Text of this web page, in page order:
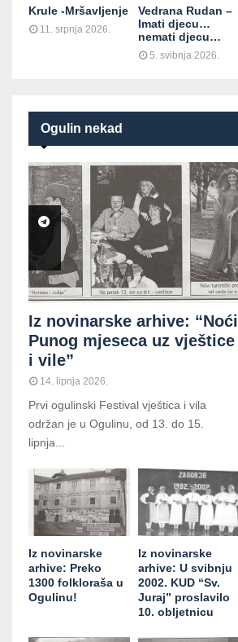
Krule -Mršavljenje
11. srpnja 2026.
Vedrana Rudan –
Imati djecu…
nemati djecu…
5. svibnja 2026.
Ogulin nekad
Iz novinarske arhive: “Noći
Punog mjeseca uz vještice
i vile”
14. lipnja 2026.
Prvi ogulinski Festival vještica i vila
održan je u Ogulinu, od 13. do 15.
lipnja...
Iz novinarske
arhive: Preko
1300 folkloraša u
Ogulinu!
Iz novinarske
arhive: U svibnju
2002. KUD “Sv.
Juraj” proslavilo
10. obljetnicu